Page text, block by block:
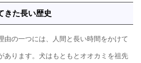
きた長い歴史
由の一つには、人間と長い時間をかけて
あります。犬はもともとオオカミを祖先